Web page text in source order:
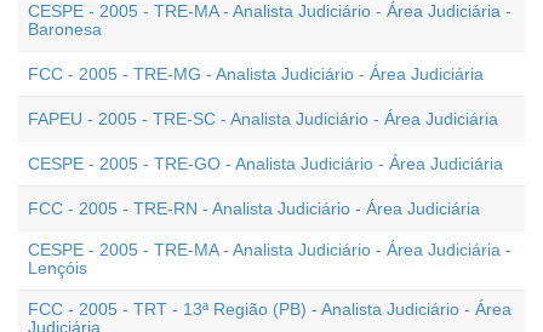
CESPE - 2005 - TRE-MA - Analista Judiciário - Área Judiciária -
Baronesa
FCC - 2005 - TRE-MG - Analista Judiciário - Área Judiciária
FAPEU - 2005 - TRE-SC - Analista Judiciário - Área Judiciária
CESPE - 2005 - TRE-GO - Analista Judiciário - Área Judiciária
FCC - 2005 - TRE-RN - Analista Judiciário - Área Judiciária
CESPE - 2005 - TRE-MA - Analista Judiciário - Área Judiciária -
Lençóis
FCC - 2005 - TRT - 13ª Região (PB) - Analista Judiciário - Área
Judiciária